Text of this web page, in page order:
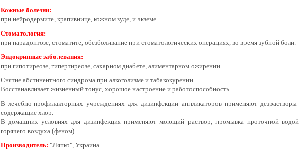
Кожные болезни:
при нейродермите, крапивнице, кожном зуде, и экземе.
Стоматология:
при парадонтозе, стоматите, обезболивание при стоматологических операциях, во время зубной боли.
Эндокринные заболевания:
при гипотиреозе, гипертиреозе, сахарном диабете, алиментарном ожирении.
Снятие абстинентного синдрома при алкоголизме и табакокурении.
Восстанавливает жизненный тонус, хорошое настроение и работоспособность.
В лечебно-профилакторных учреждениях для дизинфекции аппликаторов применяют
содержащие хлор.
В домашних условиях для дизинфекция применяют моющий раствор, промывка проточной
горячего воздуха (феном).
Производитель: "Ляпко", Украина.